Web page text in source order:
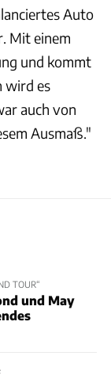
Auto
Mit einem
und kommt
wird es
auch von
Ausmaß."
TOUR“
und May